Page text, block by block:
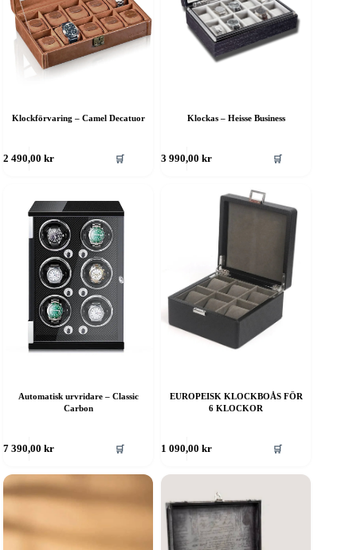
Klockförvaring – Camel Decatuor
2 490,00kr 🛒
Klockas – Heisse Business
3 990,00kr 🛒
Automatisk urvridare – Classic
Carbon
7 390,00kr 🛒
EUROPEISK KLOCKBOÅS FÖR
6 KLOCKOR
1 090,00kr 🛒